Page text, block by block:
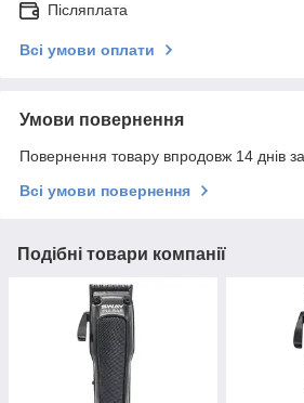
Післяплата
Всі умови оплати
Умови повернення
Повернення товару впродовж 14 днів
Всі умови повернення
Подібні товари компанії